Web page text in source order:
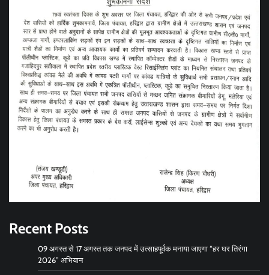
Recent Posts
09 अगस्त से 17 अगस्त तक जनपद में उत्साहपूर्वक मनाया जाएगा “हर घर तिरंगा
2026” अभियान